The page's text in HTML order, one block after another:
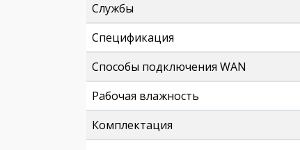
Службы
Спецификация
Способы подключения WAN
Рабочая влажность
Комплектация